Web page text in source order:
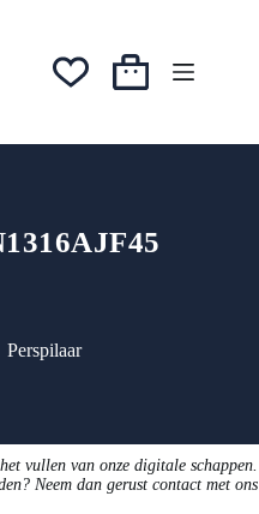
Winkelwagen
Perspilaar
vullen van onze digitale schappen.
Neem dan gerust contact met ons